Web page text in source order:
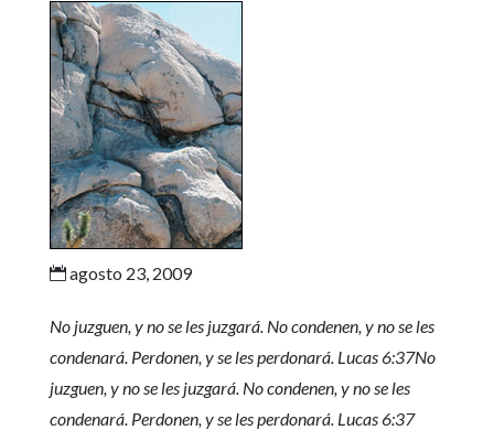
agosto 23, 2009
No juzguen, y no se les juzgará. No condenen, y no se les
condenará. Perdonen, y se les perdonará. Lucas 6:37No
juzguen, y no se les juzgará. No condenen, y no se les
condenará. Perdonen, y se les perdonará. Lucas 6:37